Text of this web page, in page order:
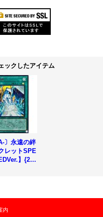
ックしたアイテム
〕永遠の絆
レットSPE
】{26
内